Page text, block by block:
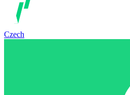
Czech